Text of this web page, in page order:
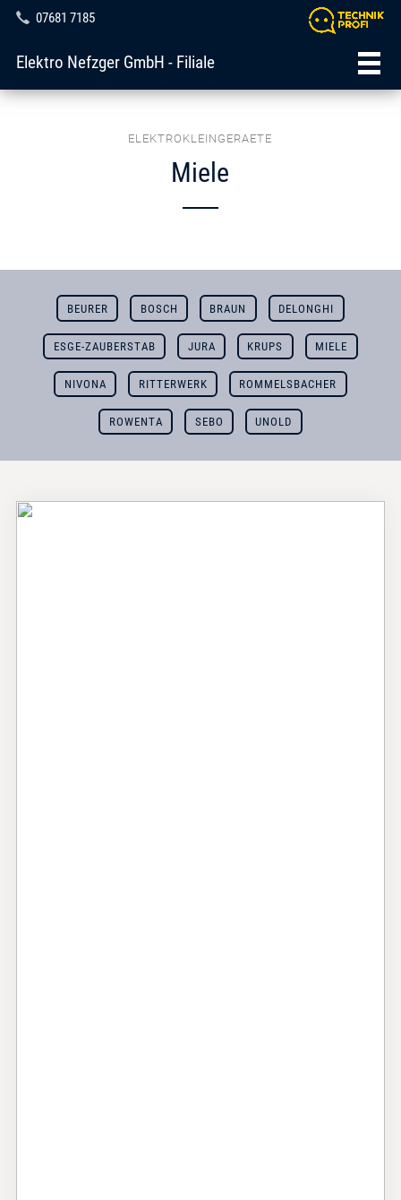
07681 7185
Elektro Nefzger GmbH - Filiale
ELEKTROKLEINGERAETE
Miele
BEURER BOSCH BRAUN DELONGHI
ESGE-ZAUBERSTAB JURA KRUPS MIELE
NIVONA RITTERWERK ROMMELSBACHER
ROWENTA SEBO UNOLD